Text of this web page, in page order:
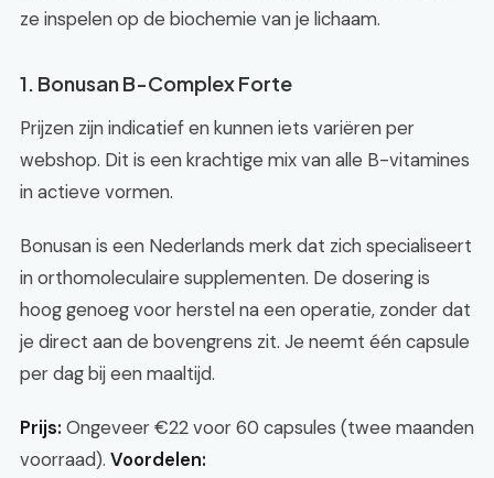
ze inspelen op de biochemie van je lichaam.
1. Bonusan B-Complex Forte
Prijzen zijn indicatief en kunnen iets variëren per
webshop. Dit is een krachtige mix van alle B-vitamines
in actieve vormen.
Bonusan is een Nederlands merk dat zich specialiseert
in orthomoleculaire supplementen. De dosering is
hoog genoeg voor herstel na een operatie, zonder dat
je direct aan de bovengrens zit. Je neemt één capsule
per dag bij een maaltijd.
Prijs: Ongeveer €22 voor 60 capsules (twee maanden
voorraad). Voordelen: